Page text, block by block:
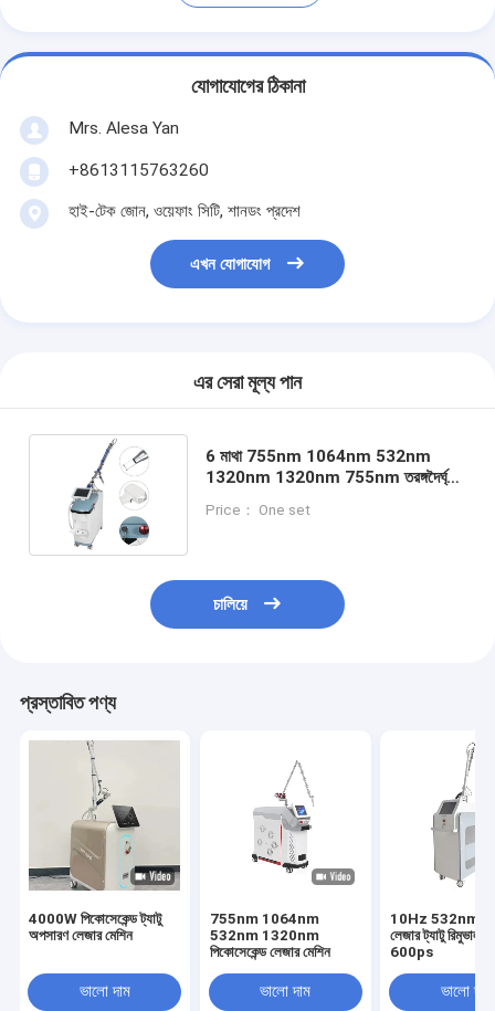
যোগাযোগের ঠিকানা
Mrs. Alesa Yan
+8613115763260
হাই-টেক জোন, ওয়েফাং সিটি, শানডং প্রদেশ
এখন যোগাযোগ
এর সেরা মূল্য পান
6 মাথা 755nm 1064nm 532nm
1320nm 1320nm 755nm তরঙ্গদৈর্ঘ্য
Price： One set
চালিয়ে
প্রস্তাবিত পণ্য
4000W পিকোসেকেন্ড ট্যাটু
অপসারণ লেজার মেশিন
ভালো দাম
755nm 1064nm
532nm 1320nm
পিকোসেকেন্ড লেজার মেশিন
ভালো দাম
10Hz 532nm
লেজার ট্যাটু রিমুভাল
600ps
ভালো দাম